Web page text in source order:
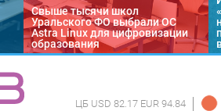
Свыше тысячи школ
Уральского ФО выбрали ОС
Astra Linux для цифровизации
образования
ЦБ USD 82.17 EUR 94.84